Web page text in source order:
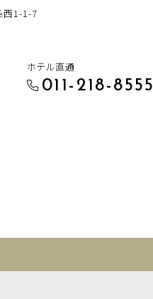
西1-1-7
ホテル直通
011-218-8555